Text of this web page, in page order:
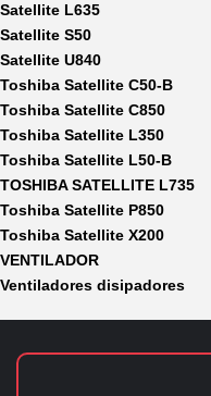
Satellite L635
Satellite S50
Satellite U840
Toshiba Satellite C50-B
Toshiba Satellite C850
Toshiba Satellite L350
Toshiba Satellite L50-B
TOSHIBA SATELLITE L735
Toshiba Satellite P850
Toshiba Satellite X200
VENTILADOR
Ventiladores disipadores